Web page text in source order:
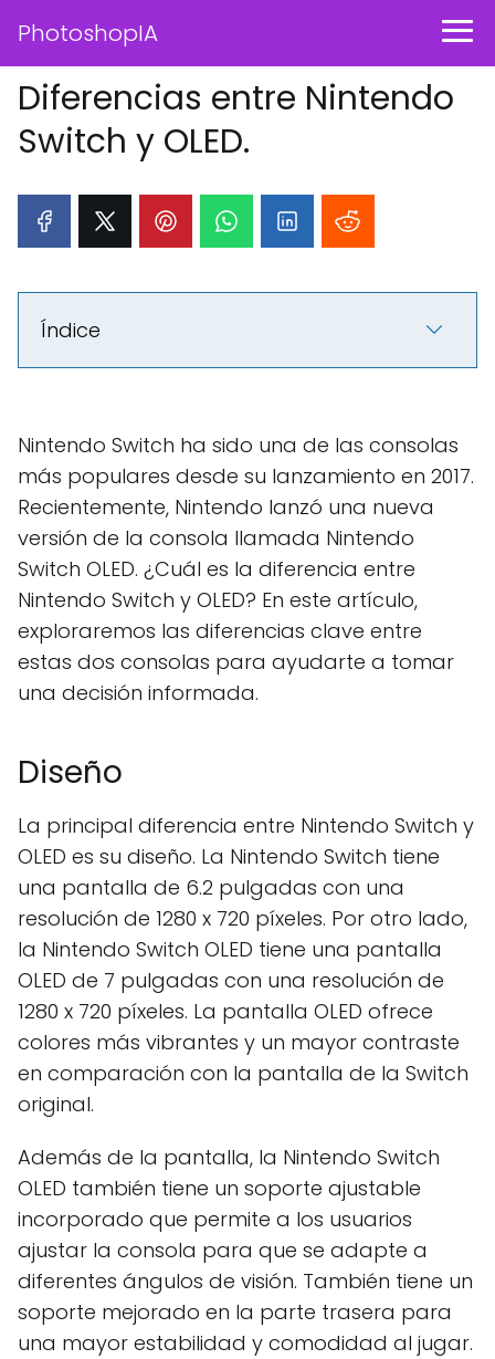
PhotoshopIA
Diferencias entre Nintendo
Switch y OLED.
Índice
Nintendo Switch ha sido una de las consolas
más populares desde su lanzamiento en 2017.
Recientemente, Nintendo lanzó una nueva
versión de la consola llamada Nintendo
Switch OLED. ¿Cuál es la diferencia entre
Nintendo Switch y OLED? En este artículo,
exploraremos las diferencias clave entre
estas dos consolas para ayudarte a tomar
una decisión informada.
Diseño
La principal diferencia entre Nintendo Switch y
OLED es su diseño. La Nintendo Switch tiene
una pantalla de 6.2 pulgadas con una
resolución de 1280 x 720 píxeles. Por otro lado,
la Nintendo Switch OLED tiene una pantalla
OLED de 7 pulgadas con una resolución de
1280 x 720 píxeles. La pantalla OLED ofrece
colores más vibrantes y un mayor contraste
en comparación con la pantalla de la Switch
original.
Además de la pantalla, la Nintendo Switch
OLED también tiene un soporte ajustable
incorporado que permite a los usuarios
ajustar la consola para que se adapte a
diferentes ángulos de visión. También tiene un
soporte mejorado en la parte trasera para
una mayor estabilidad y comodidad al jugar.